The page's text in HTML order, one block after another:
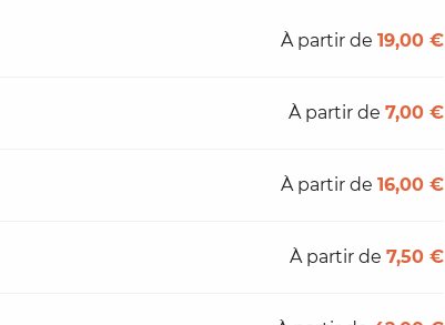
À partir de19,00 €
À partir de7,00 €
À partir de16,00 €
À partir de7,50 €